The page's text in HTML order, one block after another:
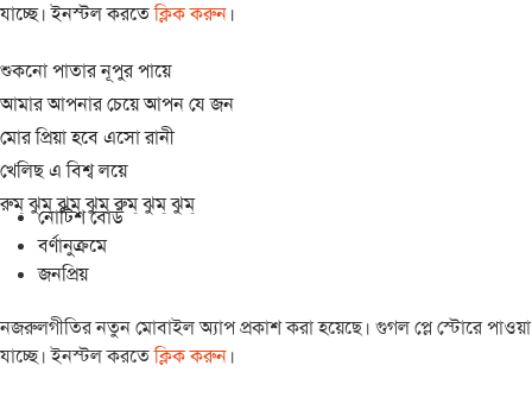
যাচ্ছে। ইনস্টল করতেক্লিক করুন।
শুকনো পাতার নূপুর পায়ে
আমার আপনার চেয়ে আপন যে জন
মোর প্রিয়া হবে এসো রানী
খেলিছ এ বিশ্ব লয়ে
রুম্ ঝুম্ ঝুম্ ঝুম্ রুম্ ঝুম্ ঝুম্
নোটিশ বোর্ড
বর্ণানুক্রমে
জনপ্রিয়
নজরুলগীতির নতুন মোবাইল অ্যাপ প্রকাশ করা হয়েছে। গুগল প্লে স্টোরে পাওয়া
যাচ্ছে। ইনস্টল করতেক্লিক করুন।